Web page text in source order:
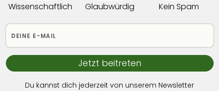
Wissenschaftlich Glaubwürdig Kein Spam
Jetzt beitreten
Du kannst dich jederzeit von unserem Newsletter